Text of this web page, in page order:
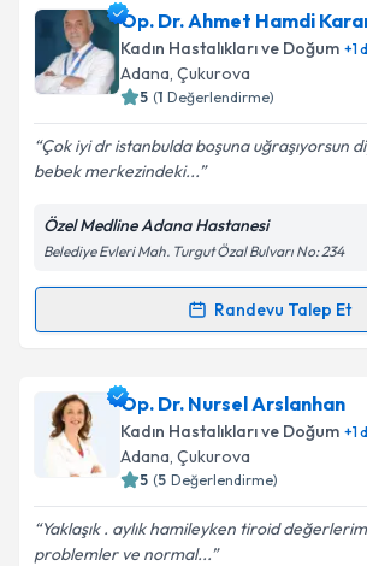
Op. Dr. Ahmet Hamdi
Kadın Hastalıkları ve Doğum +1
Adana, Çukurova
5 (1 Değerlendirme)
Çok iyi dr istanbulda boşuna uğraşıyorsun
bebek merkezindeki...
Özel Medline Adana Hastanesi
Belediye Evleri Mah. Turgut Özal Bulvarı No: 234
Randevu Talep Et
Randevu Takvimi Talebi
Op. Dr. Ahmet Hamdi Karanfiliçin
talebi oluşturun. Size bu uzmandan
için bir takvim hazırlandığında e-posta
bilgilendireceğiz.
E-posta Adresiniz
Op. Dr. Nursel Arslanhan
Kadın Hastalıkları ve Doğum +1
Adana, Çukurova
5 (5 Değerlendirme)
Yaklaşık . aylık hamileyken tiroid
problemler ve normal...